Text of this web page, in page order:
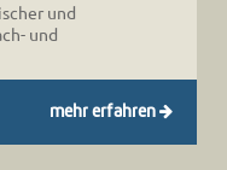
und
und
mehr erfahren